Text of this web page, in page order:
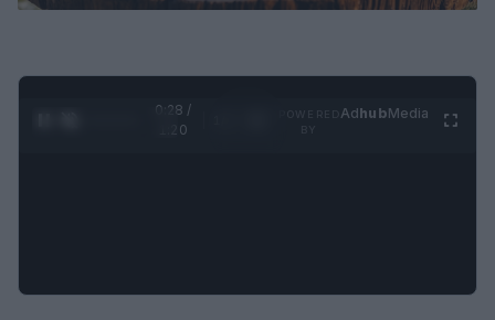
0:28 /
1:20
AdhubMedia